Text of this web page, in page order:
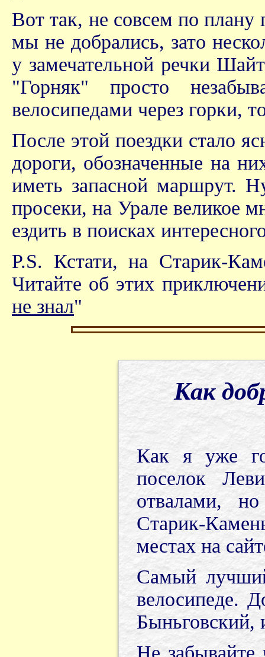
Вот так, не совсем по
мы не добрались, зато
у замечательной речки
"Горняк" просто
велосипедами через горки,
После этой поездки стало
дороги, обозначенные на
иметь запасной маршрут.
просеки, на Урале великое
ездить в поисках
P.S. Кстати, на Старик-
Читайте об этих
не знал"
Как
Как я уже
поселок
отвалами,
Старик-
местах на
Самый
велосипеде.
Быньговский,